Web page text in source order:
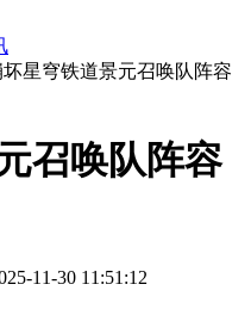
坏星穹铁道景元召唤队阵容
召唤队阵容
11-30 11:51:12